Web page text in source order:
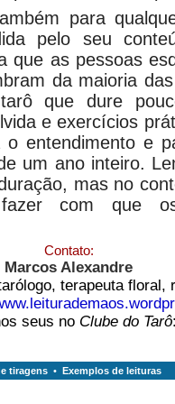
para
pelo seu
que as pessoas
da maioria
que dure
e exercícios
entendimento e
um ano inteiro.
mas no
com que os
Contato:
Marcos Alexandre
terapeuta floral,
seus no Clube do Tarô
tiragens • Exemplos de leituras